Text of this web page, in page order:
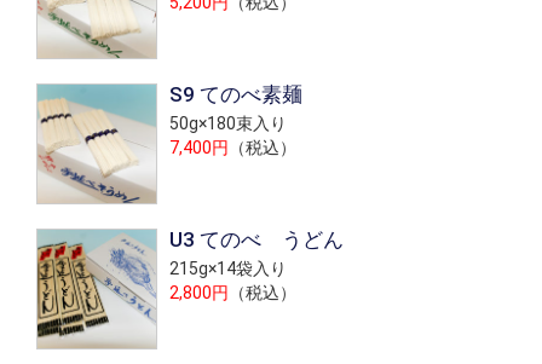
S9 てのべ素麺
50g×180束入り
7,400円
（税込）
U3 てのべ うどん
215g×14袋入り
2,800円
（税込）